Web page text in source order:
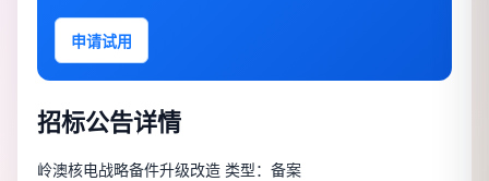
申请试用
招标公告详情
岭澳核电战略备件升级改造 类型：备案